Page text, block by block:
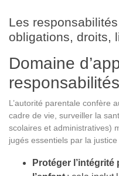
Les
obligations, droits,
Domaine
L’autorité parentale confère
cadre de vie, surveiller la
scolaires et administratives)
jugés essentiels par la justice
Protéger